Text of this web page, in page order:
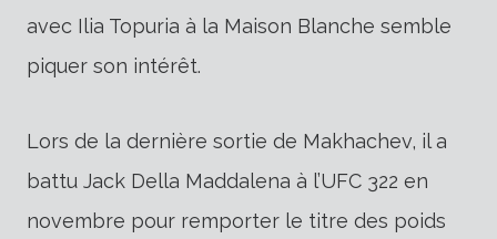
avec Ilia Topuria à la Maison Blanche semble
piquer son intérêt.
Lors de la dernière sortie de Makhachev, il a
battu Jack Della Maddalena à l’UFC 322 en
novembre pour remporter le titre des poids